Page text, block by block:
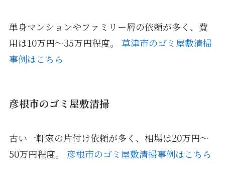
単身マンションやファミリー層の依頼が多く、費
用は10万円〜35万円程度。 草津市のゴミ屋敷清掃
事例はこちら
彦根市のゴミ屋敷清掃
古い一軒家の片付け依頼が多く、相場は20万円〜
50万円程度。 彦根市のゴミ屋敷清掃事例はこちら